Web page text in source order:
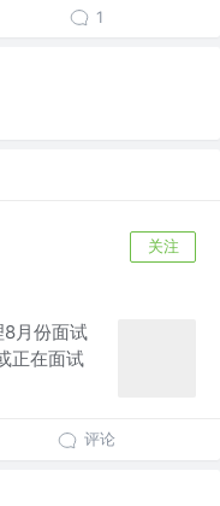
1
关注
8月份面试
正在面试
评论